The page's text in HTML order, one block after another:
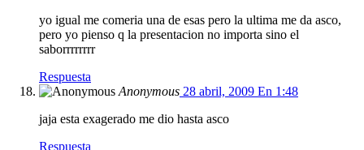
yo igual me comeria una de esas pero la ultima me da asco,
pero yo pienso q la presentacion no importa sino el
saborrrrrrrr
Respuesta
Anonymous 28 abril, 2009 En 1:48
jaja esta exagerado me dio hasta asco
Respuesta